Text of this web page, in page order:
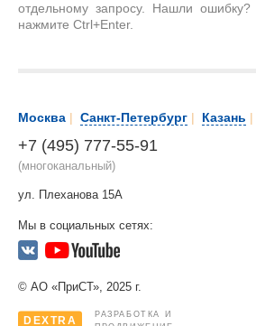
отдельному запросу. Нашли
нажмите Ctrl+Enter.
Москва | Санкт-Петербург | Казань |
+7 (495) 777-55-91
(многоканальный)
ул. Плеханова 15А
Мы в социальных сетях:
© АО «ПриСТ», 2025 г.
DEXTRA
РАЗРАБОТКА И